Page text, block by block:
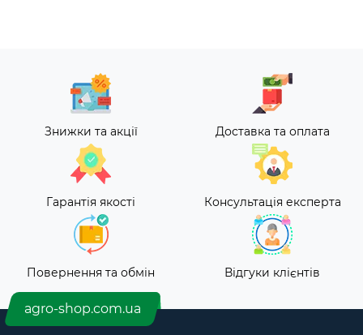
Знижки та акції Доставка та оплата
Гарантія якості Консультація експерта
Повернення та обмін Відгуки клієнтів
agro-shop.com.ua